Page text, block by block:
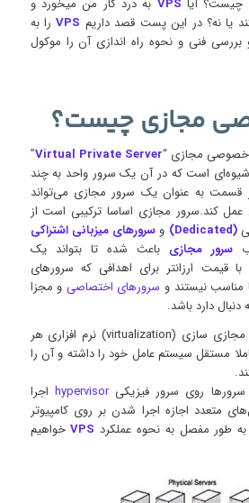
چیست؟ آیا VPS به درد کار من میخورد و
یا نه؟ در این پست قصد داریم VPSرا به
فنی و نحوه راه اندازی آن را موکول
مجازی چیست؟
خصوصی مجازی “Virtual Private Server
”
است که در آن یک سرور واحد به چند
به عنوان یک سرور مجازی می‌تواند
کند.سرور مجازی اساسا ترکیبی است از
(Dedicated) و سرورهای میزبانی اشتراکی
سرور مجازی باعث شده تا بتواند یک
قیمت ارزانتر برای اهدافی که سرورهای
مناسب نیستند و سرورهای اختصاصی و مجزا
دارد باشد.
در VPS به مدد تکنولوژی مجازی سازی (virtualization) نرم افزاری هر
مستقل سیستم عامل خود را داشته و آن را
سرورها روی سرور فیزیکیhypervisor اجرا
متعدد اجازه اجرا شدن بر روی کامپیوتر
به طور مفصل به نحوه عملکرد VPSخواهیم